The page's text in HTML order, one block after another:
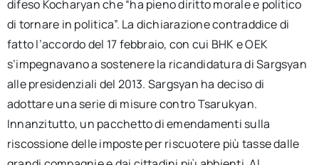
difeso Kocharyan che “ha pieno diritto morale e politico
di tornare in politica”. La dichiarazione contraddice di
fatto l’accordo del 17 febbraio, con cui BHK e OEK
s’impegnavano a sostenere la ricandidatura di Sargsyan
alle presidenziali del 2013. Sargsyan ha deciso di
adottare una serie di misure contro Tsarukyan.
Innanzitutto, un pacchetto di emendamenti sulla
riscossione delle imposte per riscuotere più tasse dalle